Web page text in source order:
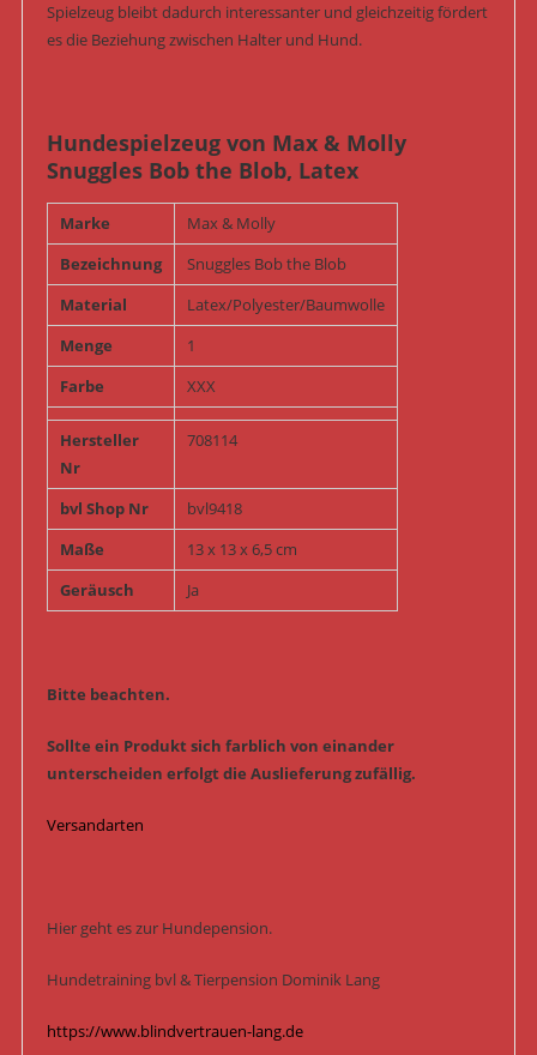
Spielzeug bleibt dadurch interessanter und gleichzeitig fördert
es die Beziehung zwischen Halter und Hund.
Hundespielzeug von Max & Molly
Snuggles Bob the Blob, Latex
Marke
Max & Molly
Bezeichnung
Snuggles Bob the Blob
Material
Latex/Polyester/Baumwolle
Menge
1
Farbe
XXX
Hersteller
Nr
708114
bvl Shop Nr
bvl9418
Maße
13 x 13 x 6,5 cm
Geräusch
Ja
Bitte beachten.
Sollte ein Produkt sich farblich von einander
unterscheiden erfolgt die Auslieferung zufällig.
Versandarten
Hier geht es zur Hundepension.
Hundetraining bvl & Tierpension Dominik Lang
https://www.blindvertrauen-lang.de